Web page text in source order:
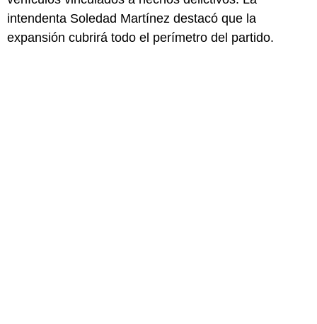
intendenta Soledad Martínez destacó que la
expansión cubrirá todo el perímetro del partido.